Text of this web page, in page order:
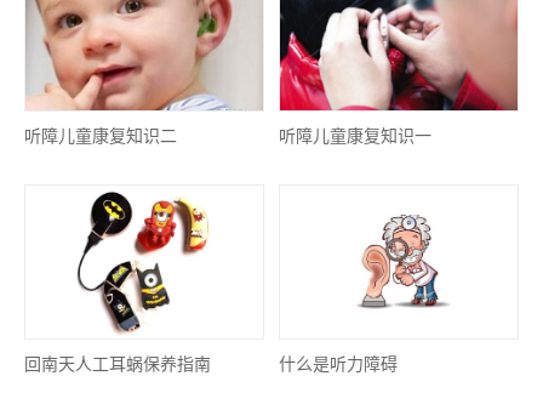
听障儿童康复知识二 听障儿童康复知识一
回南天人工耳蜗保养指南 什么是听力障碍